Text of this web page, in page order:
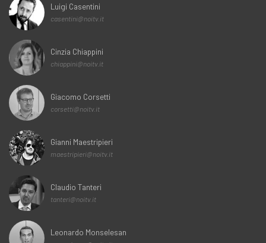
Luigi Casentini
casentini@noitv.it
Cinzia Chiappini
chiappini@noitv.it
Giacomo Corsetti
corsetti@noitv.it
Gianni Maestripieri
maestripieri@noitv.it
Claudio Tanteri
tanteri@noitv.it
Leonardo Monselesan